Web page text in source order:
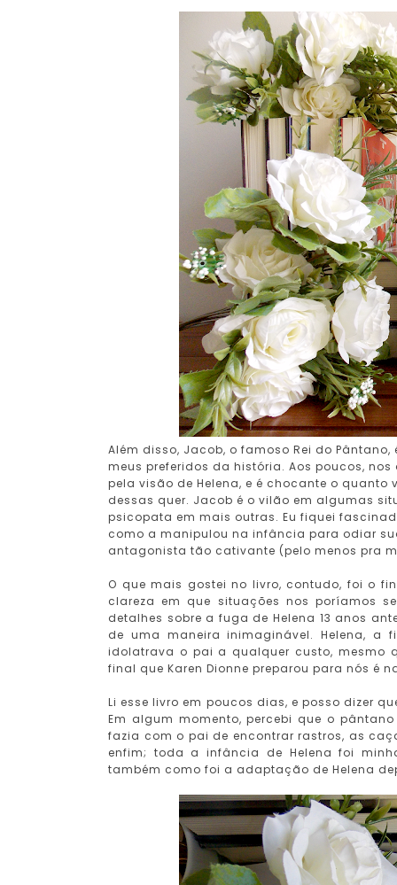
Além disso, Jacob, o famoso Rei do
meus preferidos da história. Aos poucos,
pela visão de Helena, e é chocante o quanto
dessas quer. Jacob é o vilão em algumas
psicopata em mais outras. Eu fiquei
como a manipulou na infância para odiar
antagonista tão cativante (pelo menos pra
O que mais gostei no livro, contudo, foi o
clareza em que situações nos poríamos
detalhes sobre a fuga de Helena 13 anos
de uma maneira inimaginável. Helena, a
idolatrava o pai a qualquer custo, mesmo
final que Karen Dionne preparou para nós é
Li esse livro em poucos dias, e posso dizer
Em algum momento, percebi que o
fazia com o pai de encontrar rastros, as
enfim; toda a infância de Helena foi
também como foi a adaptação de Helena